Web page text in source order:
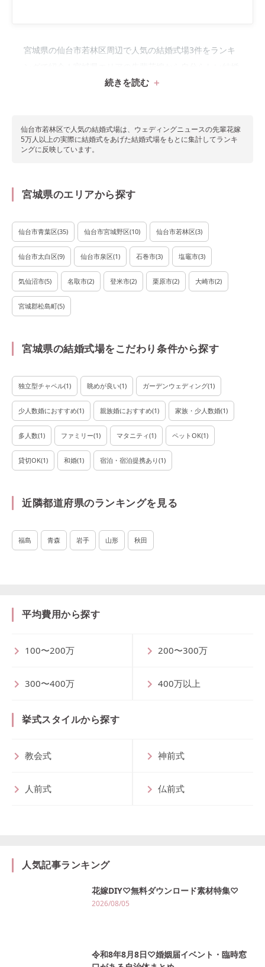
宮城県の仙台市若林区周辺で人気の結婚式場3件をランキ
続きを読む
仙台市若林区で人気の結婚式場は、ウェディングニュースの先輩花嫁
5万人以上の実際に結婚式をあげた結婚式場をもとに集計してランキ
ングに反映しています。
宮城県のエリアから探す
仙台市青葉区(35) 仙台市宮城野区(10) 仙台市若林区(3)
仙台市太白区(9) 仙台市泉区(1) 石巻市(3) 塩竈市(3)
気仙沼市(5) 名取市(2) 登米市(2) 栗原市(2) 大崎市(2)
宮城郡松島町(5)
宮城県の結婚式場をこだわり条件から探す
独立型チャペル(1) 眺めが良い(1) ガーデンウェディング(1)
少人数婚におすすめ(1) 親族婚におすすめ(1) 家族・少人数婚(1)
多人数(1) ファミリー(1) マタニティ(1) ペットOK(1)
貸切OK(1) 和婚(1) 宿泊・宿泊提携あり(1)
近隣都道府県のランキングを見る
福島 青森 岩手 山形 秋田
平均費用から探す
100〜200万 200〜300万
300〜400万 400万以上
挙式スタイルから探す
教会式 神前式
人前式 仏前式
人気記事ランキング
花嫁DIY♡無料ダウンロード素材特集♡
2026/08/05
令和8年8月8日♡婚姻届イベント・臨時窓